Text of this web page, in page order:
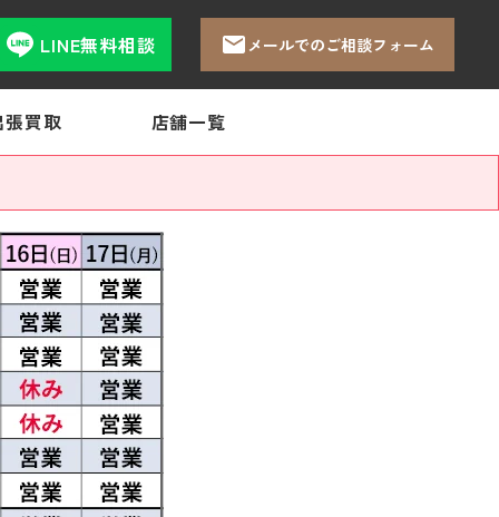
LINE無料相談 メールでのご相談フォーム
張買取 店舗一覧